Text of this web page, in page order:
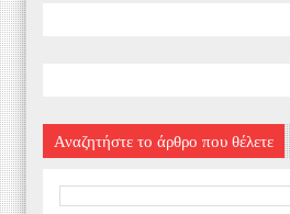
Αναζητήστε το άρθρο που θέλετε